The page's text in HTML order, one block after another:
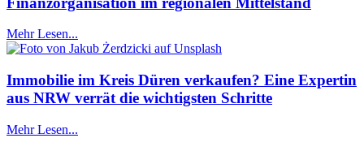
Mehr Lesen...
Immobilie im Kreis Düren verkaufen? Eine Expertin
aus NRW verrät die wichtigsten Schritte
Mehr Lesen...